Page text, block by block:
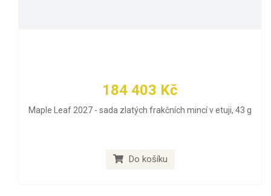
184 403 Kč
Maple Leaf 2027 - sada zlatých frakčních mincí v etuji, 43 g
Do košíku